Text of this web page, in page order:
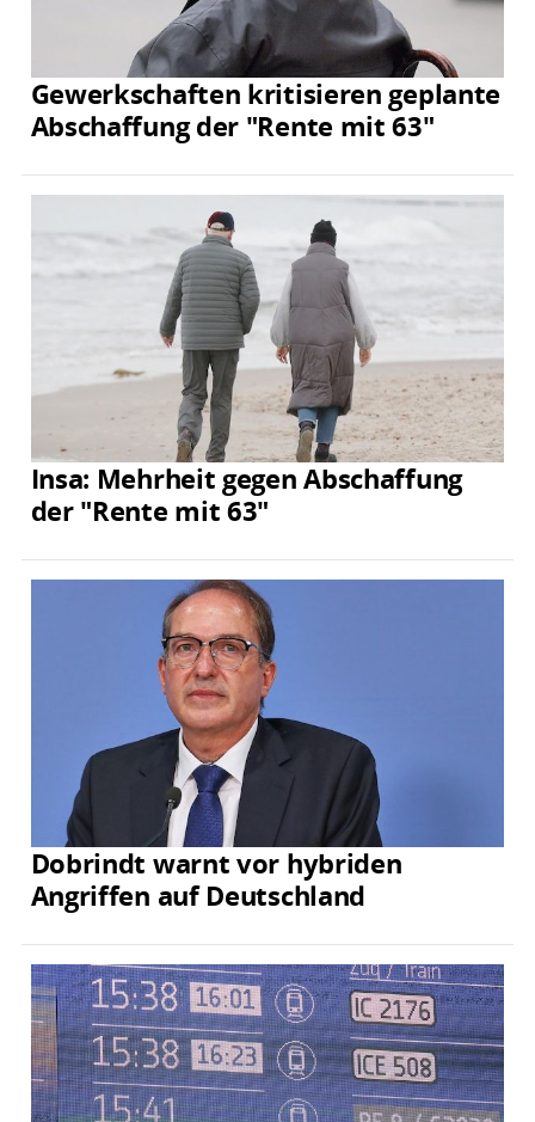
Gewerkschaften kritisieren geplante
Abschaffung der "Rente mit 63"
Insa: Mehrheit gegen Abschaffung
der "Rente mit 63"
Dobrindt warnt vor hybriden
Angriffen auf Deutschland